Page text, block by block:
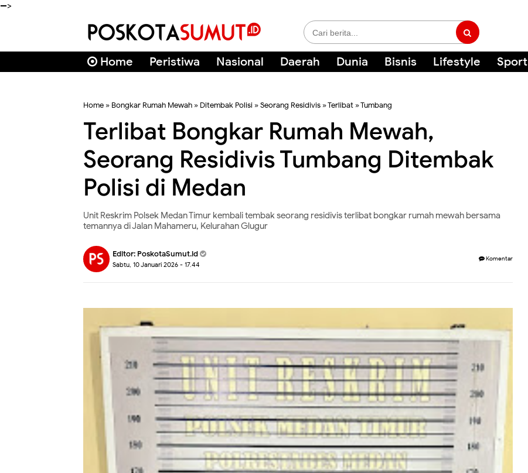
-->
Home Peristiwa Nasional Daerah Dunia Bisnis Lifestyle Sport
Home » Bongkar Rumah Mewah » Ditembak Polisi »Seorang Residivis »Terlibat »Tumbang
Terlibat Bongkar Rumah Mewah,
Seorang Residivis Tumbang Ditembak
Polisi di Medan
Unit Reskrim Polsek Medan Timur kembali tembak seorang residivis terlibat bongkar rumah mewah bersama
temannya di Jalan Mahameru, Kelurahan Glugur
Editor: PoskotaSumut.id
Sabtu, 10 Januari 2026 - 17.44
Komentar